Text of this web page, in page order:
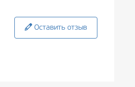
Оставить отзыв